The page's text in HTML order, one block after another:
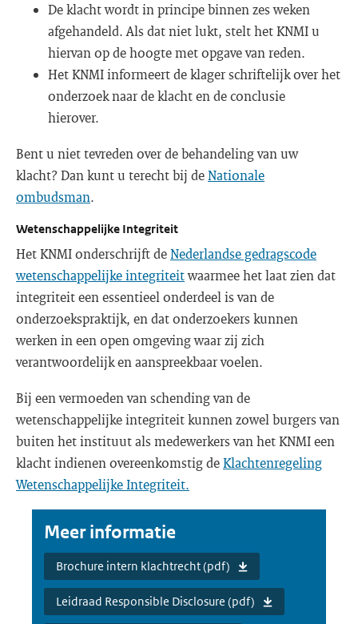
De klacht wordt in principe binnen zes weken
afgehandeld. Als dat niet lukt, stelt het KNMI u
hiervan op de hoogte met opgave van reden.
Het KNMI informeert de klager schriftelijk over het
onderzoek naar de klacht en de conclusie
hierover.
Bent u niet tevreden over de behandeling van uw
klacht? Dan kunt u terecht bij deNationale
ombudsman.
Wetenschappelijke Integriteit
Het KNMI onderschrijft deNederlandse gedragscode
wetenschappelijke integriteitwaarmee het laat zien dat
integriteit een essentieel onderdeel is van de
onderzoekspraktijk, en dat onderzoekers kunnen
werken in een open omgeving waar zij zich
verantwoordelijk en aanspreekbaar voelen.
Bij een vermoeden van schending van de
wetenschappelijke integriteit kunnen zowel burgers van
buiten het instituut als medewerkers van het KNMI een
klacht indienen overeenkomstig deKlachtenregeling
Wetenschappelijke Integriteit.
Meer informatie
Brochure intern klachtrecht (pdf)
Leidraad Responsible Disclosure (pdf)